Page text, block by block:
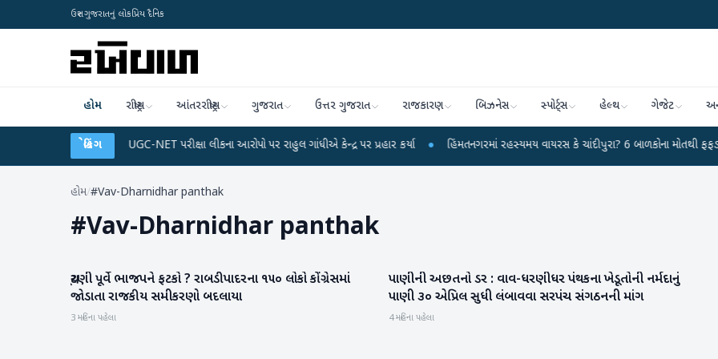
ઉત્તર ગુજરાતનું લોકપ્રિય દૈનિક
હોમ રાષ્ટ્રીય આંતરરાષ્ટ્રીય ગુજરાત ઉત્તર ગુજરાત રાજકારણ બિઝનેસ સ્પોર્ટ્સ હેલ્થ ગેજેટ
બ્રેકિંગ
UGC-NET પરીક્ષા લીકના આરોપો પર રાહુલ ગાંધીએ કેન્દ્ર પર પ્રહાર કર્યા ● હિંમતનગરમાં રહસ્યમય વાયરસ કે ચાંદીપુરા? 6 બાળકોના મોતથી ફફડાટ ●
હોમ/#Vav-Dharnidhar panthak
#Vav-Dharnidhar panthak
વાવ-થરાદ
ચૂંટણી પૂર્વે ભાજપને ફટકો ? રાબડીપાદરના ૧૫૦ લોકો કોંગ્રેસમાં
જોડાતા રાજકીય સમીકરણો બદલાયા
3 મહિના પહેલા
બનાસકાંઠા
પાણીની અછતનો ડર : વાવ-ધરણીધર પંથકના ખેડૂતોની નર્મદાનું
પાણી ૩૦ એપ્રિલ સુધી લંબાવવા સરપંચ સંગઠનની માંગ
4 મહિના પહેલા